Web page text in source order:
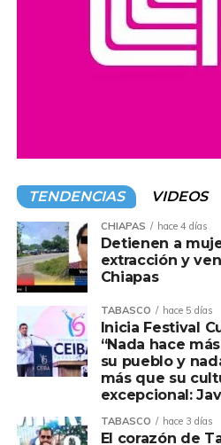
Con el objetivo de garantizar el
gratuitas a mujeres de 40 a 69
Mama.
La dependencia estatal informó
busca no solo fortalecer la
padecimiento a través de la
referenciar de forma inmediata
resulten positivas hacia los
especializados para que inicien
oncológica, logrando con ello
Para ello, por indicaciones del
TENDENCIAS VIDEOS
CHIAPAS hace 4 días
Detienen a
extracción y
Chiapas
TABASCO hace 5 días
Inicia Festival
“Nada hace
su pueblo y
más que su
excepcional:
TABASCO hace 3 días
El corazón de